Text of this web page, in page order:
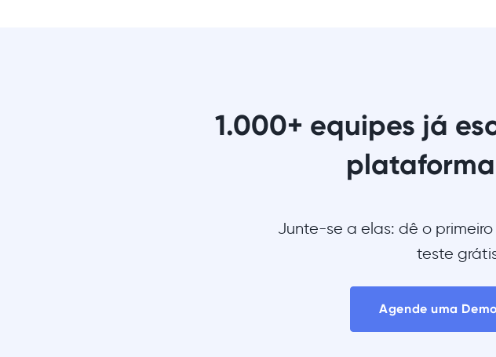
1.000+ equipes já
Junte-se a elas: dê o
teste
Agende uma Demo